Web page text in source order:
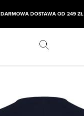
DARMOWA DOSTAWA OD 249 ZŁ